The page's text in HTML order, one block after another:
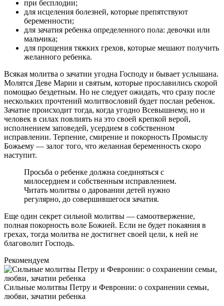
при бесплодии;
для исцеления болезней, которые препятствуют
беременности;
для зачатия ребенка определенного пола: девочки или
мальчика;
для прощения тяжких грехов, которые мешают получить
желанного ребенка.
Всякая молитва о зачатии угодна Господу и бывает услышана.
Молятся Деве Марии и святым, которые прославились скорой
помощью бездетным. Но не следует ожидать, что сразу после
нескольких прочтений молитвословий будет послан ребенок.
Зачатие происходит тогда, когда угодно Всевышнему, но и
человек в силах повлиять на это своей крепкой верой,
исполнением заповедей, усердием в собственном
исправлении. Терпение, смирение и покорность Промыслу
Божьему — залог того, что желанная беременность скоро
наступит.
Просьба о ребенке должна соединяться с
милосердием и собственным исправлением.
Читать молитвы о даровании детей нужно
регулярно, до совершившегося зачатия.
Еще один секрет сильной молитвы — самоотвержение,
полная покорность воле Божией. Если не будет покаяния в
грехах, тогда молитва не достигнет своей цели, к ней не
благоволит Господь.
Рекомендуем
Сильные молитвы Петру и Февронии: о сохранении семьи,
любви, зачатии ребенка